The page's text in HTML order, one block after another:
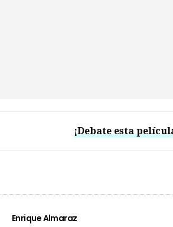
¡Debate esta
Enrique Almaraz